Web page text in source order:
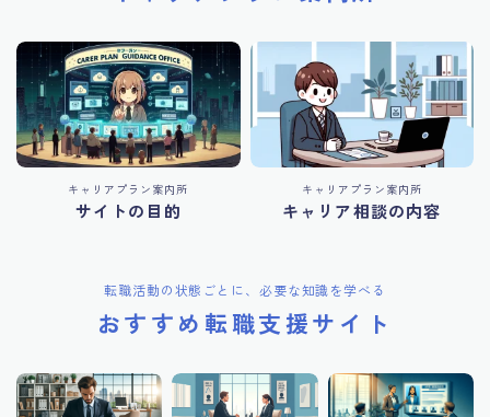
キャリアプラン案内所
サイトの目的
キャリアプラン案内所
キャリア相談の内容
転職活動の状態ごとに、必要な知識を学べる
おすすめ転職支援サイト